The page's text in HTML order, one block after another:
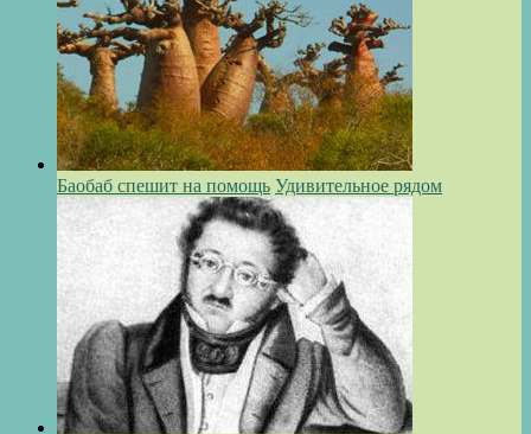
Баобаб спешит на помощь Удивительное рядом